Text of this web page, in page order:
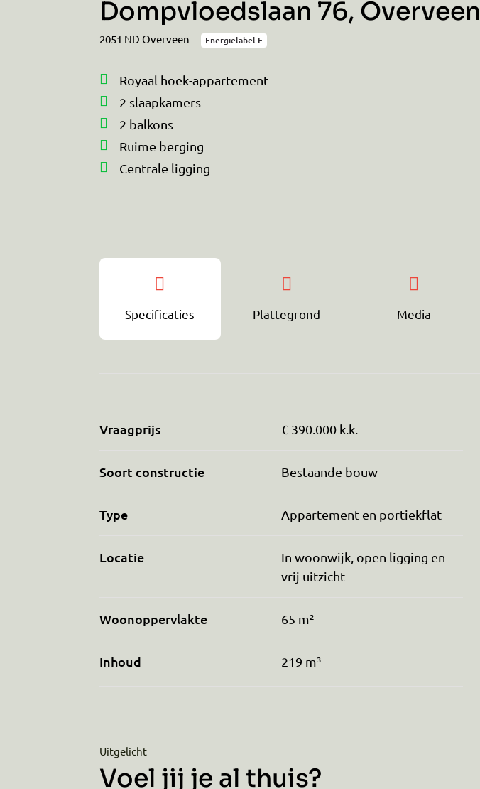
Dompvloedslaan 76, Overveen
2051 ND Overveen Energielabel E
Royaal hoek-appartement
2 slaapkamers
2 balkons
Ruime berging
Centrale ligging
Specificaties Plattegrond Media
Vraagprijs € 390.000 k.k.
Soort constructie Bestaande bouw
Type Appartement en portiekflat
Locatie
In woonwijk, open ligging en
vrij uitzicht
Woonoppervlakte 65 m²
Inhoud 219 m³
Uitgelicht
Voel jij je al thuis?